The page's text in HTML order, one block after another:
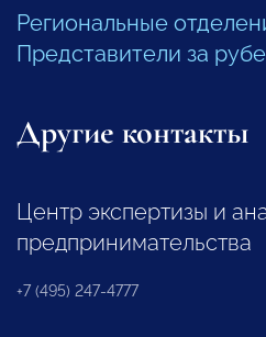
Региональные
Представители за
Другие контакты
Центр экспертизы и
предпринимательства
+7 (495) 247-4777